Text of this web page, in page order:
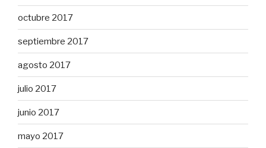
octubre 2017
septiembre 2017
agosto 2017
julio 2017
junio 2017
mayo 2017